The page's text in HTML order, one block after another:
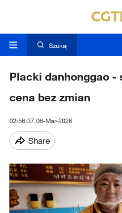
Szukaj
Placki danhonggao -
cena bez zmian
02:56:37,06-Mar-2026
Share